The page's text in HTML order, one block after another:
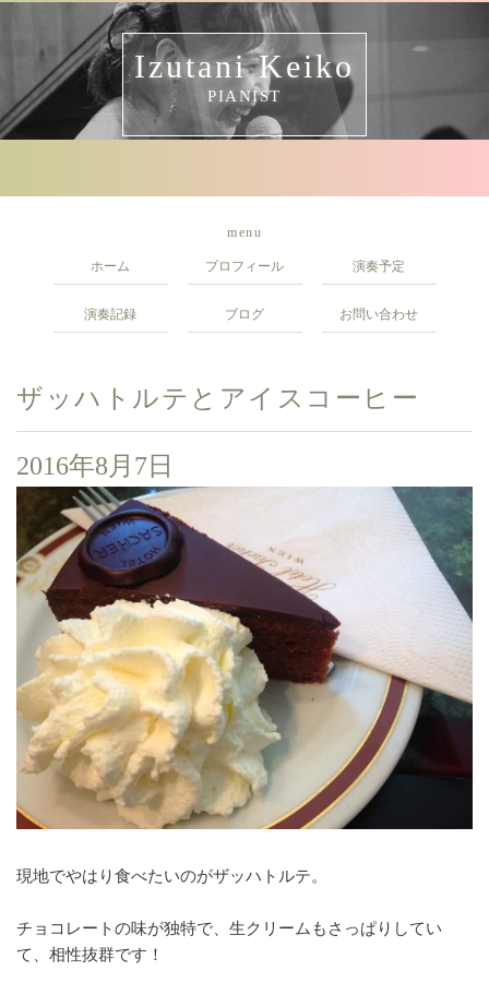
Izutani Keiko
PIANIST
menu
ホーム プロフィール 演奏予定
演奏記録 ブログ お問い合わせ
ザッハトルテとアイスコーヒー
2016年8月7日
現地でやはり食べたいのがザッハトルテ。
チョコレートの味が独特で、生クリームもさっぱりしてい
て、相性抜群です！